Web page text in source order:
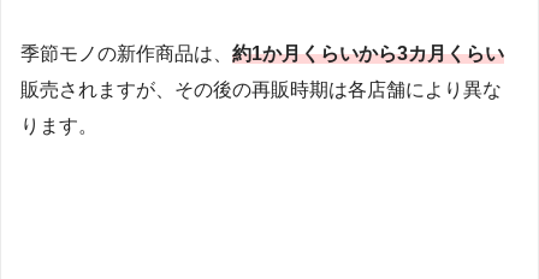
季節モノの新作商品は、 約1か月くらいから3カ月くらい
販売されますが、その後の再販時期は各店舗により異な
ります。